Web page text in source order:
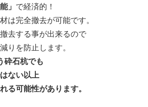
」 で経済的！
完全撤去が可能です。
去する事が出来るので
を防止します。
砕石杭でも
ない以上
る可能性があります。